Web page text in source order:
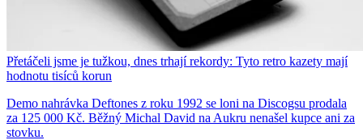
Přetáčeli jsme je tužkou, dnes trhají rekordy: Tyto retro kazety mají
hodnotu tisíců korun
Demo nahrávka Deftones z roku 1992 se loni na Discogsu prodala
za 125 000 Kč. Běžný Michal David na Aukru nenašel kupce ani za
stovku.